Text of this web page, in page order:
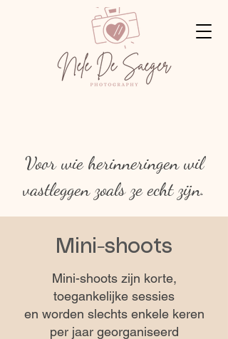
Voor wie herinneringen wil
vastleggen zoals ze echt zijn.
Mini-shoots
Mini-shoots zijn korte,
toegankelijke sessies
en worden slechts enkele keren
per jaar georganiseerd